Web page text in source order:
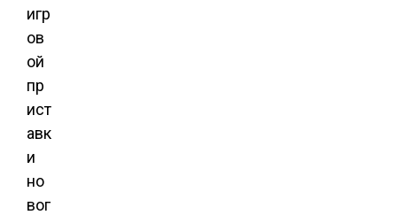
игр
ов
ой
пр
ист
авк
и
но
вог